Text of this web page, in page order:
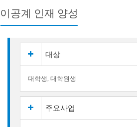
이공계 인재 양성
대상
대학생, 대학원생
주요사업